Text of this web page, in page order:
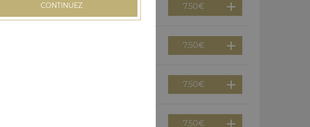
7.50€
7.50€
7.50€
7.50€
CONTINUEZ